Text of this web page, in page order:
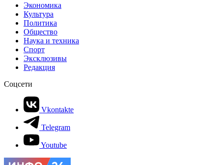
Экономика
Культура
Политика
Общество
Наука и техника
Спорт
Эксклюзивы
Редакция
Соцсети
Vkontakte
Telegram
Youtube